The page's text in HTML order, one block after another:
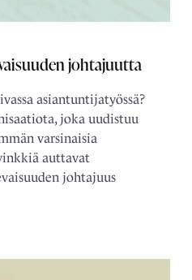
johtajuutta
asiantuntijatyössä?
joka uudistuu
varsinaisia
auttavat
johtajuus